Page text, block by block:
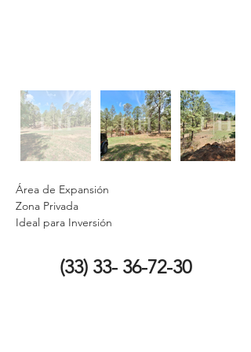
Área de Expansión
Zona Privada
Ideal para Inversión
(33) 33- 36-72-30